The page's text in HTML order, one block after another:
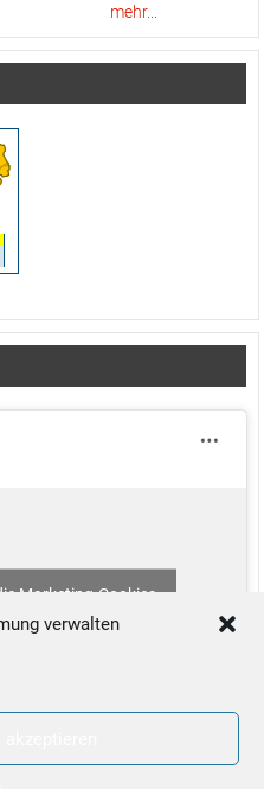
verwalten
mehr...
Marketing-Cookies
Inhalt zu aktivieren